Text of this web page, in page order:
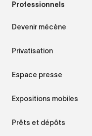
Professionnels
Devenir mécène
Privatisation
Espace presse
Expositions mobiles
Prêts et dépôts